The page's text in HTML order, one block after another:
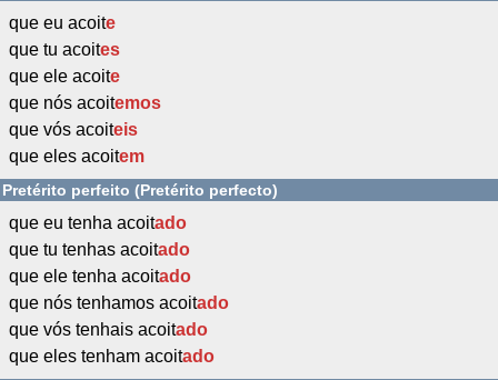
que eu acoite
que tu acoites
que ele acoite
que nós acoitemos
que vós acoiteis
que eles acoitem
Pretérito perfeito (Pretérito perfecto)
que eu tenha acoitado
que tu tenhas acoitado
que ele tenha acoitado
que nós tenhamos acoitado
que vós tenhais acoitado
que eles tenham acoitado